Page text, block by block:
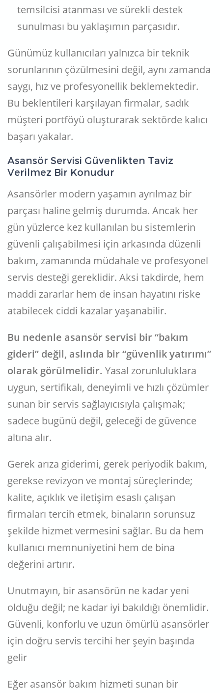
temsilcisi atanması ve sürekli destek
sunulması bu yaklaşımın parçasıdır.
Günümüz kullanıcıları yalnızca bir teknik
sorunlarının çözülmesini değil, aynı zamanda
saygı, hız ve profesyonellik beklemektedir.
Bu beklentileri karşılayan firmalar, sadık
müşteri portföyü oluşturarak sektörde kalıcı
başarı yakalar.
Asansör Servisi Güvenlikten Taviz
Verilmez Bir Konudur
Asansörler modern yaşamın ayrılmaz bir
parçası haline gelmiş durumda. Ancak her
gün yüzlerce kez kullanılan bu sistemlerin
güvenli çalışabilmesi için arkasında düzenli
bakım, zamanında müdahale ve profesyonel
servis desteği gereklidir. Aksi takdirde, hem
maddi zararlar hem de insan hayatını riske
atabilecek ciddi kazalar yaşanabilir.
Bu nedenle asansör servisi bir “bakım
gideri” değil, aslında bir “güvenlik yatırımı”
olarak görülmelidir. Yasal zorunluluklara
uygun, sertifikalı, deneyimli ve hızlı çözümler
sunan bir servis sağlayıcısıyla çalışmak;
sadece bugünü değil, geleceği de güvence
altına alır.
Gerek arıza giderimi, gerek periyodik bakım,
gerekse revizyon ve montaj süreçlerinde;
kalite, açıklık ve iletişim esaslı çalışan
firmaları tercih etmek, binaların sorunsuz
şekilde hizmet vermesini sağlar. Bu da hem
kullanıcı memnuniyetini hem de bina
değerini artırır.
Unutmayın, bir asansörün ne kadar yeni
olduğu değil; ne kadar iyi bakıldığı önemlidir.
Güvenli, konforlu ve uzun ömürlü asansörler
için doğru servis tercihi her şeyin başında
gelir
Eğer asansör bakım hizmeti sunan bir